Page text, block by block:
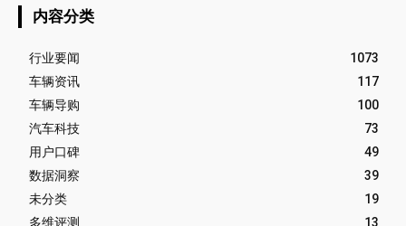
内容分类
行业要闻
1073
车辆资讯
117
车辆导购
100
汽车科技
73
用户口碑
49
数据洞察
39
未分类
19
多维评测
13